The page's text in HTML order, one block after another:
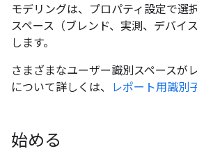
モデリングは、プロパティ設定で選
スペース（ブレンド、実測、デバイ
します。
さまざまなユーザー識別スペースが
について詳しくは、
レポート用識別
始める